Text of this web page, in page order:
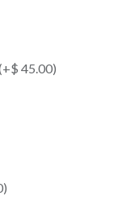
45.00)